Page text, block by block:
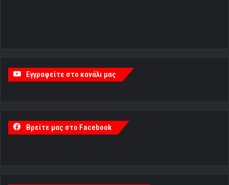
Εγγραφείτε στο κανάλι μας
Βρείτε μας στο Facebook